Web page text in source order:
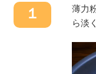
１
薄力
ら淡